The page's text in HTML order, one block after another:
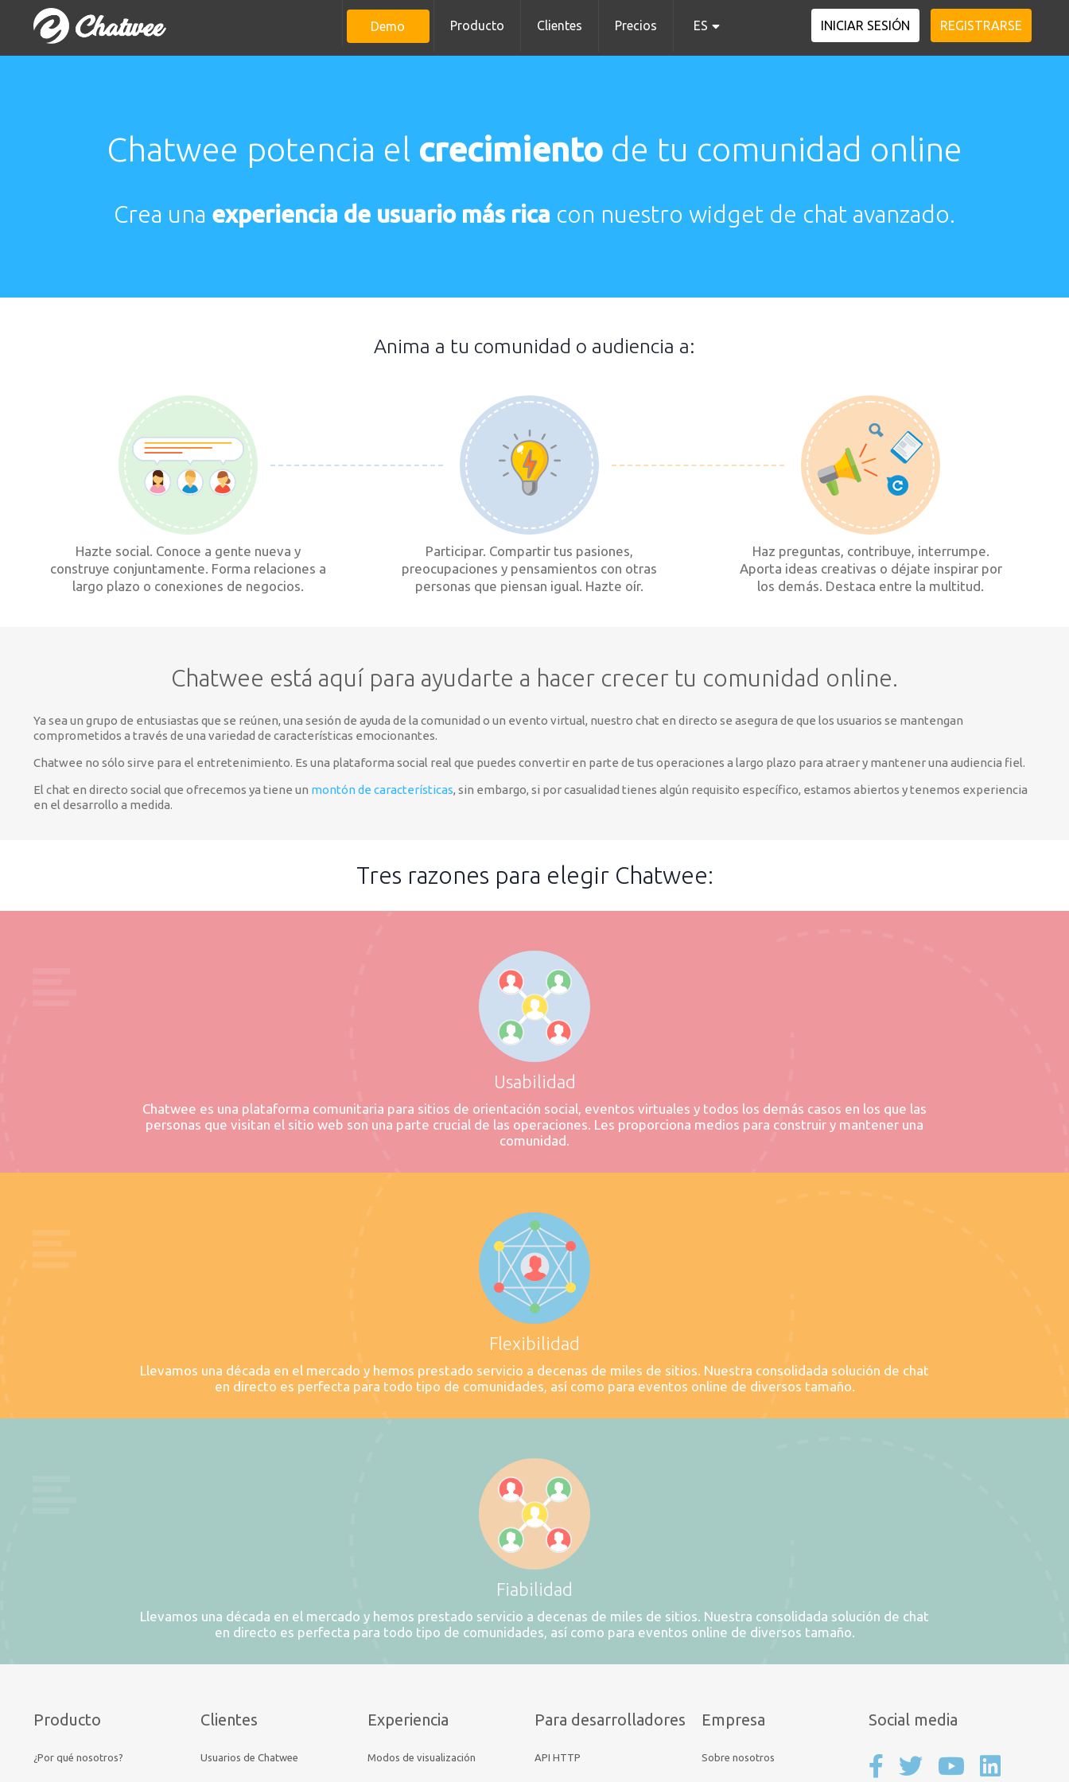
Demo Producto Clientes Precios ES INICIAR SESIÓN REGISTRARSE
Chatwee potencia el crecimiento de tu comunidad online
Crea una experiencia de usuario más rica con nuestro widget de chat avanzado.
Anima a tu comunidad o audiencia a:
Hazte social. Conoce a gente nueva y
construye conjuntamente. Forma relaciones a
largo plazo o conexiones de negocios.
Participar. Compartir tus pasiones,
preocupaciones y pensamientos con otras
personas que piensan igual. Hazte oír.
Haz preguntas, contribuye, interrumpe.
Aporta ideas creativas o déjate inspirar por
los demás. Destaca entre la multitud.
Chatwee está aquí para ayudarte a hacer crecer tu comunidad online.
Ya sea un grupo de entusiastas que se reúnen, una sesión de ayuda de la comunidad o un evento virtual, nuestro chat en directo se asegura de que los usuarios se mantengan
comprometidos a través de una variedad de características emocionantes.
Chatwee no sólo sirve para el entretenimiento. Es una plataforma social real que puedes convertir en parte de tus operaciones a largo plazo para atraer y mantener una audiencia fiel.
El chat en directo social que ofrecemos ya tiene un montón de características, sin embargo, si por casualidad tienes algún requisito específico, estamos abiertos y tenemos experiencia
en el desarrollo a medida.
Tres razones para elegir Chatwee:
Usabilidad
Chatwee es una plataforma comunitaria para sitios de orientación social, eventos virtuales y todos los demás casos en los que las
personas que visitan el sitio web son una parte crucial de las operaciones. Les proporciona medios para construir y mantener una
comunidad.
Flexibilidad
Llevamos una década en el mercado y hemos prestado servicio a decenas de miles de sitios. Nuestra consolidada solución de chat
en directo es perfecta para todo tipo de comunidades, así como para eventos online de diversos tamaño.
Fiabilidad
Llevamos una década en el mercado y hemos prestado servicio a decenas de miles de sitios. Nuestra consolidada solución de chat
en directo es perfecta para todo tipo de comunidades, así como para eventos online de diversos tamaño.
Producto
¿Por qué nosotros?
Clientes
Usuarios de Chatwee
Experiencia
Modos de visualización
Para desarrolladores
API HTTP
Empresa
Sobre nosotros
Social media